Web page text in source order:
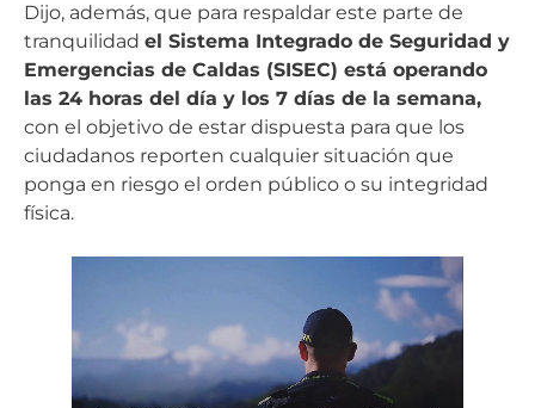
Dijo, además, que para respaldar este parte de
tranquilidad el Sistema Integrado de Seguridad y
Emergencias de Caldas (SISEC) está operando
las 24 horas del día y los 7 días de la semana,
con el objetivo de estar dispuesta para que los
ciudadanos reporten cualquier situación que
ponga en riesgo el orden público o su integridad
física.